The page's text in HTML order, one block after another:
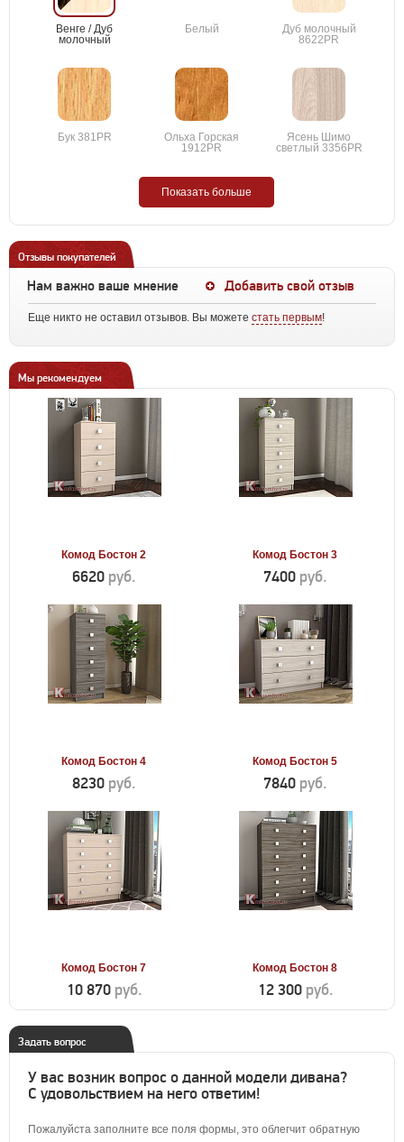
Венге / Дуб
молочный
Белый
Дуб молочный
8622PR
Бук 381PR
Ольха Горская
1912PR
Ясень Шимо
светлый 3356PR
Показать больше
Отзывы покупателей
Нам важно ваше мнение Добавить свой отзыв
Еще никто не оставил отзывов. Вы можете стать первым!
Мы рекомендуем
Комод Бостон 2
6620 руб.
Комод Бостон 3
7400 руб.
Комод Бостон 4
8230 руб.
Комод Бостон 5
7840 руб.
Комод Бостон 7
10 870 руб.
Комод Бостон 8
12 300 руб.
Задать вопрос
У вас возник вопрос о данной модели дивана?
С удовольствием на него ответим!
Пожалуйста заполните все поля формы, это облегчит обратную